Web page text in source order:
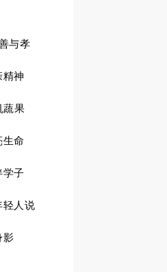
与孝
神
蔬果
命
学子
轻人说
影